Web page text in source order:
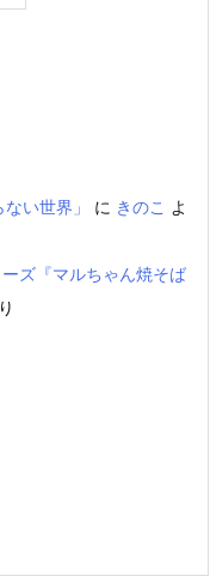
い世界」
に きのこ よ
ズ『マルちゃん焼そば